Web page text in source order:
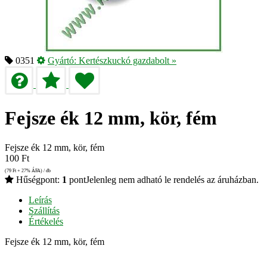
0351 Gyártó: Kertészkuckó gazdabolt »
Fejsze ék 12 mm, kör, fém
Fejsze ék 12 mm, kör, fém
100 Ft
(79 Ft + 27% ÁFA) / db
Hűségpont: 1 pontJelenleg nem adható le rendelés az áruházban.
Leírás
Szállítás
Értékelés
Fejsze ék 12 mm, kör, fém